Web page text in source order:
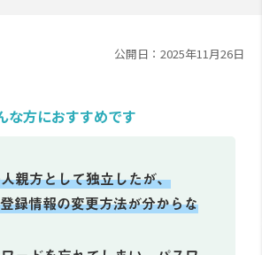
公開日：2025年11月26日
方におすすめです
親方として独立したが、
録情報の変更方法が分からな